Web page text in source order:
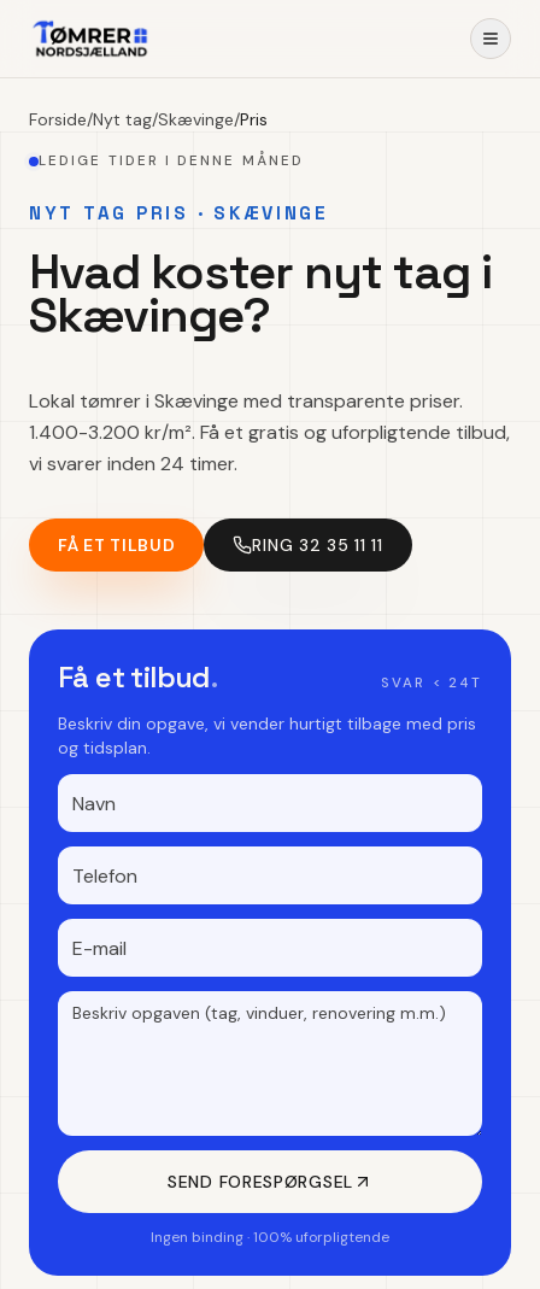
Forside/Nyt tag/Skævinge/Pris
LEDIGE TIDER I DENNE MÅNED
NYT TAG PRIS · SKÆVINGE
Hvad koster nyt tag i
Skævinge?
Lokal tømrer i Skævinge med transparente priser.
1.400-3.200 kr/m². Få et gratis og uforpligtende tilbud,
vi svarer inden 24 timer.
FÅ ET TILBUD RING 32 35 11 11
Få et tilbud. SVAR < 24T
Beskriv din opgave, vi vender hurtigt tilbage med pris
og tidsplan.
SEND FORESPØRGSEL
Ingen binding · 100% uforpligtende